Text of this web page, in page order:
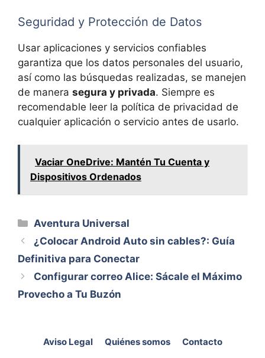
Seguridad y Protección de Datos
Usar aplicaciones y servicios confiables
garantiza que los datos personales del usuario,
así como las búsquedas realizadas, se manejen
de manera segura y privada. Siempre es
recomendable leer la política de privacidad de
cualquier aplicación o servicio antes de usarlo.
Vaciar OneDrive: Mantén Tu Cuenta y
Dispositivos Ordenados
Categorías
Aventura Universal
¿Colocar Android Auto sin cables?: Guía
Definitiva para Conectar
Configurar correo Alice: Sácale el Máximo
Provecho a Tu Buzón
Aviso Legal Quiénes somos
Contacto